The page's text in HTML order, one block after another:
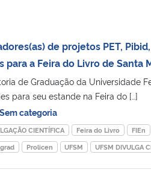
de projetos PET,
para a Feira do Livro de Santa
de Graduação da Universidade
para seu estande na Feira do […]
Sem categoria
CIENTÍFICA Feira do Livro FIEn
Prolicen UFSM UFSM DIVULGA